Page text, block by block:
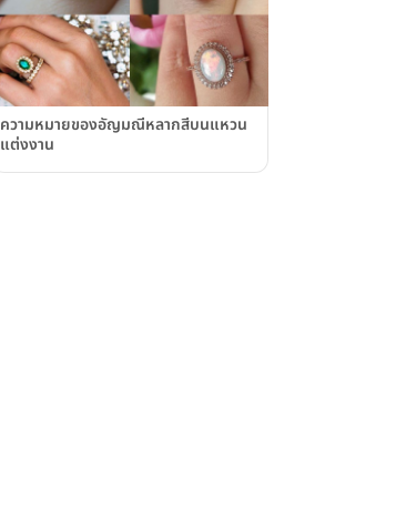
ความหมายของอัญมณีหลากสีบนแหวน
แต่งงาน